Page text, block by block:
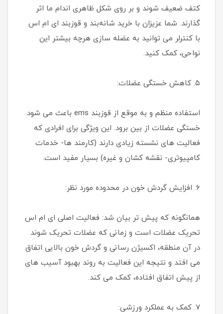
کتف ضعیف شوند و بر روی شکل ظاهری اندام ما اثر
گذارند. شما عزیزان با خرید شانه‌بند و قوزبند ای ام اس
با کنترلر می توانید به عضله سازی هرچه بیشتر این
نواحی، کمک کنید.
۵. کاهش خستگی عضلات:
استفاده منظم و به موقع از قوزبند ems باعث می شود
خستگی عضلات از بین برود. این ویژگی برای افرادی که
فعالیت های نشسته زیادی دارند (کارمند ها- خدمات
کامپیوتری- نقشه کشان و غیره) بسیار مفید است.
۶. افزایش گردش خون در محدوده مورد نظر:
همانگونه که پیش تر بیان شد: فعالیت اصلی ای ام اس
تحریک عضلات است و زمانی که عضلات تحریک شوند
در آن منطقه، اکسیژن رسانی و گردش خون بالایی اتفاق
می افتد و نتیجه این فعالیت به روند بهبود آسیب‌ های
از پیش اتفاق افتاده، کمک می‌ کند.
۷. کمک به عملکرد ورزشی: